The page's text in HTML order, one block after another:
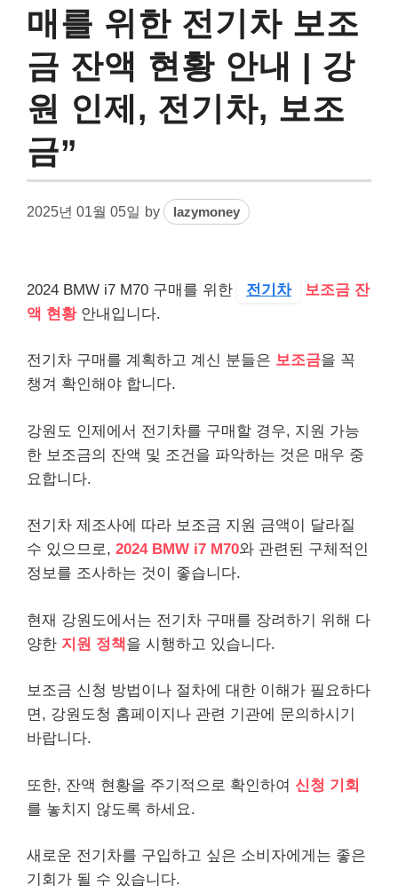
매를 위한 전기차 보조
금 잔액 현황 안내 | 강
원 인제, 전기차, 보조
금”
2025년 01월 05일 by lazymoney
2024 BMW i7 M70 구매를 위한 전기차
보조금 잔
액 현황안내입니다.
전기차 구매를 계획하고 계신 분들은 보조금을 꼭
챙겨 확인해야 합니다.
강원도 인제에서 전기차를 구매할 경우, 지원 가능
한 보조금의 잔액 및 조건을 파악하는 것은 매우 중
요합니다.
전기차 제조사에 따라 보조금 지원 금액이 달라질
수 있으므로, 2024 BMW i7 M70와 관련된 구체적인
정보를 조사하는 것이 좋습니다.
현재 강원도에서는 전기차 구매를 장려하기 위해 다
양한 지원 정책을 시행하고 있습니다.
보조금 신청 방법이나 절차에 대한 이해가 필요하다
면, 강원도청 홈페이지나 관련 기관에 문의하시기
바랍니다.
또한, 잔액 현황을 주기적으로 확인하여 신청 기회
를 놓치지 않도록 하세요.
새로운 전기차를 구입하고 싶은 소비자에게는 좋은
기회가 될 수 있습니다.